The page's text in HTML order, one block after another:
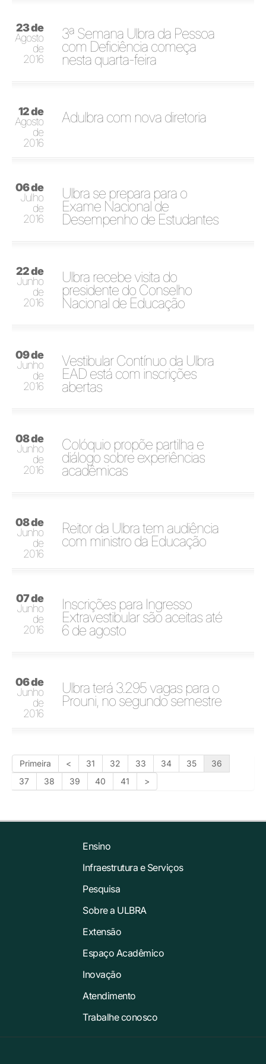
23 de
Agosto
de
2016
3ª Semana Ulbra da Pessoa
com Deficiência começa
nesta quarta-feira
12 de
Agosto
de
2016
Adulbra com nova diretoria
06 de
Julho
de
2016
Ulbra se prepara para o
Exame Nacional de
Desempenho de Estudantes
22 de
Junho
de
2016
Ulbra recebe visita do
presidente do Conselho
Nacional de Educação
09 de
Junho
de
2016
Vestibular Contínuo da Ulbra
EAD está com inscrições
abertas
08 de
Junho
de
2016
Colóquio propõe partilha e
diálogo sobre experiências
acadêmicas
08 de
Junho
de
2016
Reitor da Ulbra tem audiência
com ministro da Educação
07 de
Junho
de
2016
Inscrições para Ingresso
Extravestibular são aceitas até
6 de agosto
06 de
Junho
de
2016
Ulbra terá 3.295 vagas para o
Prouni, no segundo semestre
Primeira < 31 32 33 34 35
36
37
38 39 40 41 >
Ensino
Infraestrutura e Serviços
Pesquisa
Sobre a ULBRA
Extensão
Espaço Acadêmico
Inovação
Atendimento
Trabalhe conosco